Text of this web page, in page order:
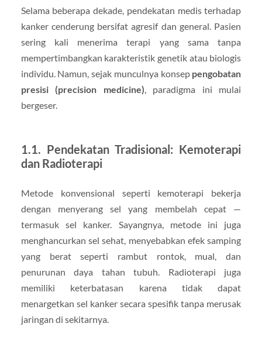
Selama beberapa dekade, pendekatan medis terhadap
kanker cenderung bersifat agresif dan general. Pasien
sering kali menerima terapi yang sama tanpa
mempertimbangkan karakteristik genetik atau biologis
individu. Namun, sejak munculnya konsep pengobatan
presisi (precision medicine), paradigma ini mulai
bergeser.
1.1. Pendekatan Tradisional: Kemoterapi
dan Radioterapi
Metode konvensional seperti kemoterapi bekerja
dengan menyerang sel yang membelah cepat —
termasuk sel kanker. Sayangnya, metode ini juga
menghancurkan sel sehat, menyebabkan efek samping
yang berat seperti rambut rontok, mual, dan
penurunan daya tahan tubuh. Radioterapi juga
memiliki keterbatasan karena tidak dapat
menargetkan sel kanker secara spesifik tanpa merusak
jaringan di sekitarnya.